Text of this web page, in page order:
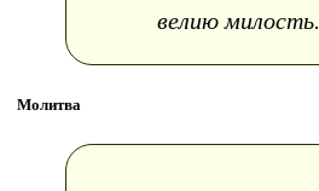
велию милость.
Молитва